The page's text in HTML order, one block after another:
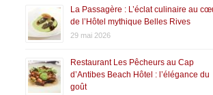
La Passagère : L’éclat culinaire au
de l’Hôtel mythique Belles Rives
29 mai 2026
Restaurant Les Pêcheurs au Cap
d’Antibes Beach Hôtel : l’élégance du
goût